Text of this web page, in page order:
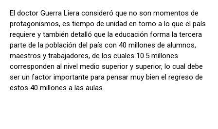
El doctor Guerra Liera consideró que no son momentos de
protagonismos, es tiempo de unidad en torno a lo que el país
requiere y también detalló que la educación forma la tercera
parte de la población del país con 40 millones de alumnos,
maestros y trabajadores, de los cuales 10.5 millones
corresponden al nivel medio superior y superior, lo cual debe
ser un factor importante para pensar muy bien el regreso de
estos 40 millones a las aulas.